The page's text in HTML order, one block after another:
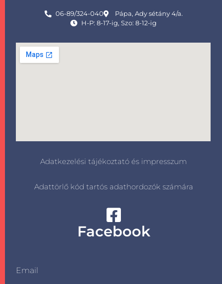
06-89/324-040
Pápa, Ady sétány 4/a.
H-P: 8-17-ig, Szo: 8-12-ig
Adatkezelési tájékoztató és impresszum
Adattörlő kód tartós adathordozók számára
Facebook
Email